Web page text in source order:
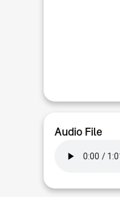
Audio File